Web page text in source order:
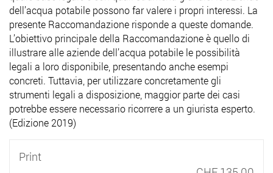
dell’acqua potabile possono far valere i propri interessi. La
presente Raccomandazione risponde a queste domande.
L’obiettivo principale della Raccomandazione è quello di
illustrare alle aziende dell’acqua potabile le possibilità
legali a loro disponibile, presentando anche esempi
concreti. Tuttavia, per utilizzare concretamente gli
strumenti legali a disposizione, maggior parte dei casi
potrebbe essere necessario ricorrere a un giurista esperto.
(Edizione 2019)
Print